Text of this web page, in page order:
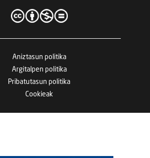
Aniztasun politika
Argitalpen politika
Pribatutasun politika
Cookieak